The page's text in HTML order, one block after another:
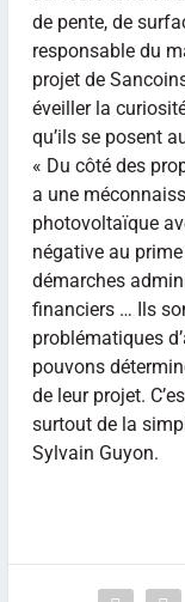
de pente, de
responsable du
projet de
éveiller la
qu’ils se posent
« Du côté des
a une
photovoltaïque
négative au
démarches
financiers … Ils
problématiques
pouvons
de leur projet.
surtout de la
Sylvain Guyon.